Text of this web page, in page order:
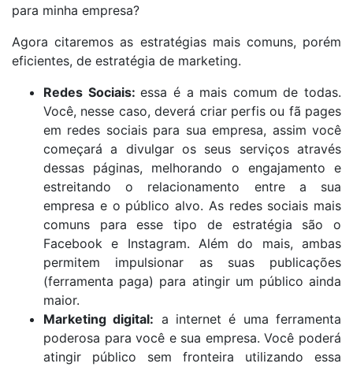
para minha empresa?
Agora citaremos as estratégias mais comuns, porém
eficientes, de estratégia de marketing.
Redes Sociais:essa é a mais comum de todas.
Você, nesse caso, deverá criar perfis ou fã pages
em redes sociais para sua empresa, assim você
começará a divulgar os seus serviços através
dessas páginas, melhorando o engajamento e
estreitando o relacionamento entre a sua
empresa e o público alvo. As redes sociais mais
comuns para esse tipo de estratégia são o
Facebook e Instagram. Além do mais, ambas
permitem impulsionar as suas publicações
(ferramenta paga) para atingir um público ainda
maior.
Marketing digital: a internet é uma ferramenta
poderosa para você e sua empresa. Você poderá
atingir público sem fronteira utilizando essa